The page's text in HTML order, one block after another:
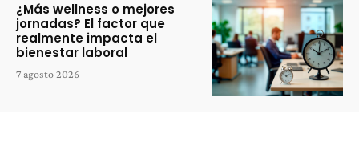
¿Más wellness o mejores
jornadas? El factor que
realmente impacta el
bienestar laboral
7 agosto 2026